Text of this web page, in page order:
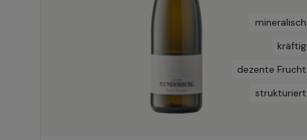
mineralisch
kräftig
dezente Frucht
strukturiert